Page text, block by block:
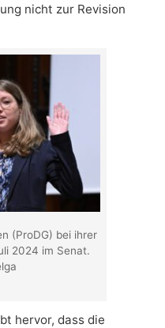
nicht zur Revision
(ProDG) bei ihrer
2024 im Senat.
hervor, dass die